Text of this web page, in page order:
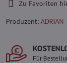
Zu Favoriten
Produzent: ADRIAN
Für